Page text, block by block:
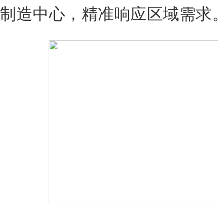
制造中心，精准响应区域需求